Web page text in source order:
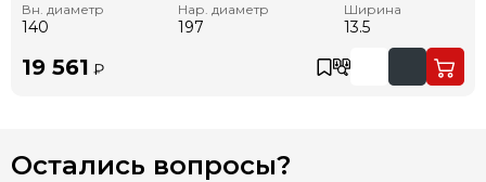
Вн. диаметр
140
Нар. диаметр
197
Ширина
13.5
19 561 ₽
Остались вопросы?